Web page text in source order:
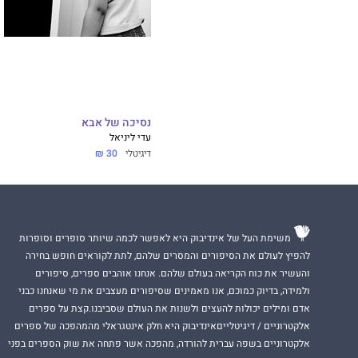
יש לנו ארץ נהדרת
אך איכות סביבה
יש לנו צבא חזק
אך תושבי עוטף
יש לנו בית משפט
אך ראש
קרה לנו נס בקנה
אך הממשל מעודד
החברה שזה עתה
נסיכה של אבא
עדי ליניאל
דיגיטלי 30 ₪
משימת העל של אינדיבוק היא לאפשר לכמה שיותר סופרים וסופרות
להפיץ לעולם את הסיפורים והמסרים שלהם, לתת לקוראים חופש בחירה
והעשיר את כוח הקריאה בעולם שלהם. אנחנו אוהבים ספרים, סיפורים
ולמידה, בדיוק כמוכם, אנו מאמינים שסיפורים מעצבים את מי שאנחנו כבני
אדם ומילים יכולות להעצים ולשנות את העולם שסביבנו.קצת על ספרים
אלקטרוניים / דיגיטלייםאינדיבוק היא חלק אינטגראלי מהמהפכה של ספרים
אלקטרוניים בשפה עברית להורדה, מהפכה אשר פתחה את שוק הספרים בפני